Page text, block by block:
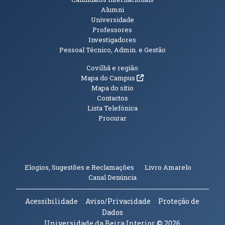
Alumni
Universidade
Professores
Investigadores
Pessoal Técnico, Admin. e Gestão
Informações Adicionais
Covilhã e região
Mapa do Campus(abre em nova janela)
Mapa do sítio
Contactos
Lista Telefónica
Procurar
Elogios, Sugestões e Reclamações Livro Amarelo
Canal Denúncia(abre em nova janela)
Acessibilidade Aviso/Privacidade
Proteção de
Dados